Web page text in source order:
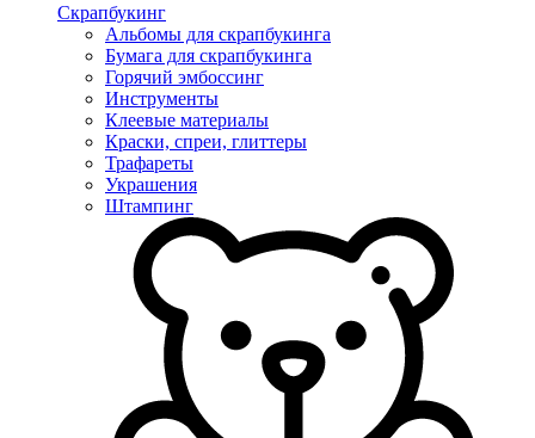
Скрапбукинг
Альбомы для скрапбукинга
Бумага для скрапбукинга
Горячий эмбоссинг
Инструменты
Клеевые материалы
Краски, спреи, глиттеры
Трафареты
Украшения
Штампинг